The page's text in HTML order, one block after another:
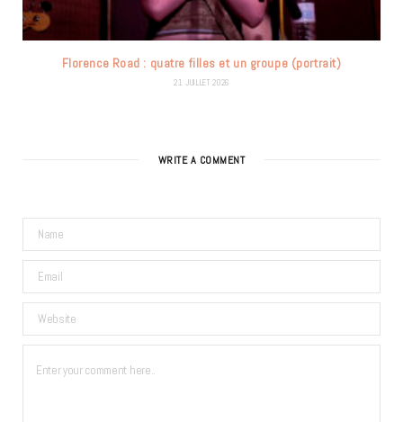
Florence Road : quatre filles et un groupe (portrait)
21 JUILLET 2026
WRITE A COMMENT